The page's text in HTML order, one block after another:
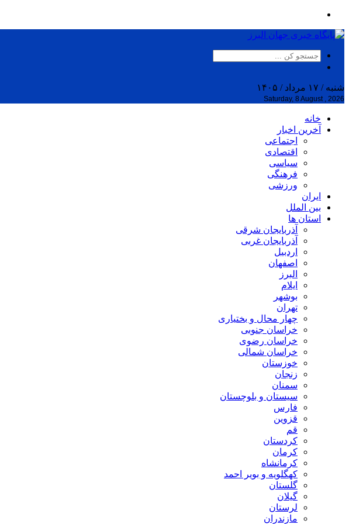
شنبه / ۱۷ مرداد / ۱۴۰۵
Saturday, 8 August , 2026
خانه
آخرین اخبار
اجتماعی
اقتصادی
سیاسی
فرهنگی
ورزشی
ایران
بین الملل
استان ها
آذربایجان شرقی
آذربایجان غربی
اردبیل
اصفهان
البرز
ایلام
بوشهر
تهران
چهار محال و بختیاری
خراسان جنوبی
خراسان رضوی
خراسان شمالی
خوزستان
زنجان
سمنان
سیستان و بلوچستان
فارس
قزوین
قم
کردستان
کرمان
کرمانشاه
کهگلویه و بویر احمد
گلستان
گیلان
لرستان
مازندران